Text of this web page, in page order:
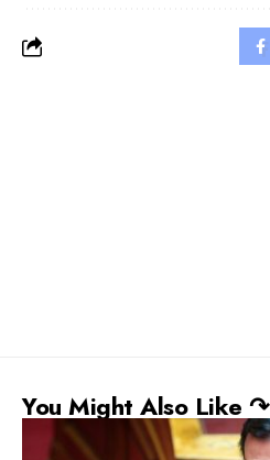
You Might Also Like ↷